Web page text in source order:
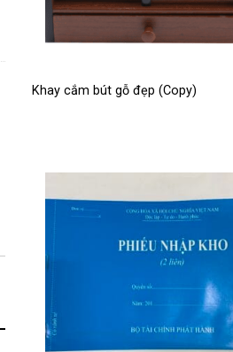
Khay cắm bút gỗ đẹp (Copy)